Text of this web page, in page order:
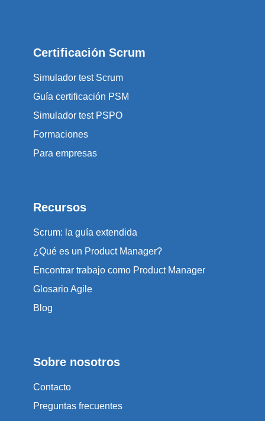
Certificación Scrum
Simulador test Scrum
Guía certificación PSM
Simulador test PSPO
Formaciones
Para empresas
Recursos
Scrum: la guía extendida
¿Qué es un Product Manager?
Encontrar trabajo como Product Manager
Glosario Agile
Blog
Sobre nosotros
Contacto
Preguntas frecuentes